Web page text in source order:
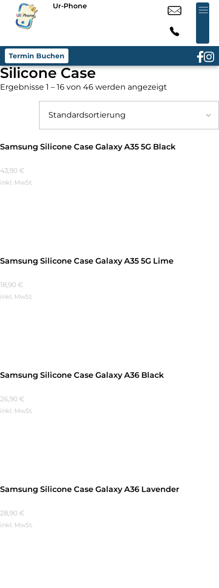
Ur-Phone
Termin Buchen
Silicone Case
Ergebnisse 1 – 16 von 46 werden angezeigt
Samsung Silicone Case Galaxy A35 5G Black
43,90 €
inkl. MwSt.
Samsung Silicone Case Galaxy A35 5G Lime
18,90 €
inkl. MwSt.
Samsung Silicone Case Galaxy A36 Black
26,90 €
inkl. MwSt.
Samsung Silicone Case Galaxy A36 Lavender
28,90 €
inkl. MwSt.